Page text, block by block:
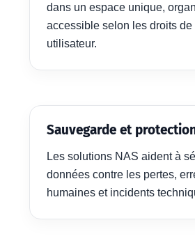
dans un espace unique,
accessible selon les droits de
utilisateur.
Sauvegarde et
Les solutions NAS aident à
données contre les pertes,
humaines et incidents